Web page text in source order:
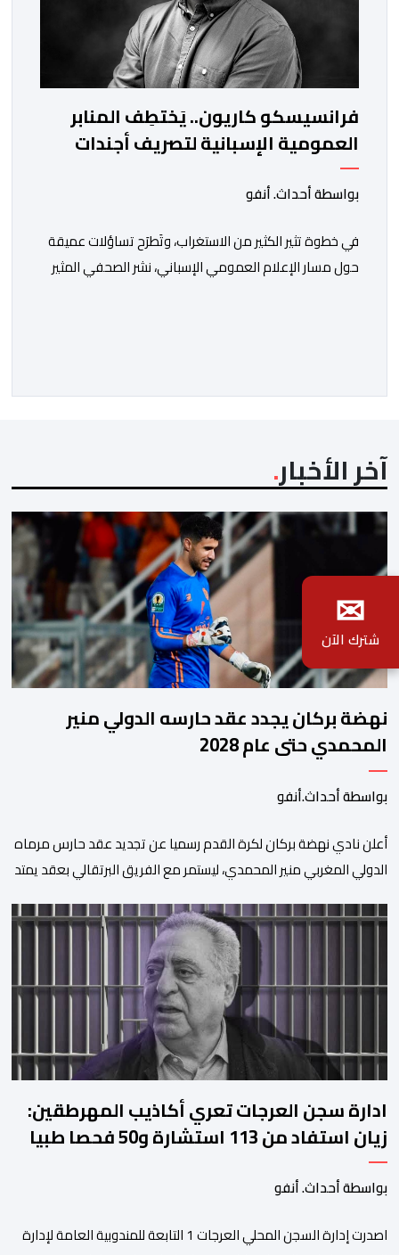
فرانسيسكو كاريون.. يَختطِف المنابر
العمومية الإسبانية لتصريف أجندات
معادية للمغرب
بواسطة أحداث. أنفو
في خطوة تثير الكثير من الاستغراب، وتَطرَح تساؤلات عميقة
حول مسار الإعلام العمومي الإسباني، نشر الصحفي المثير
الاجتماعية”، يُمثِّل خروجاً غير مألوف عن الخط التحريري
آخر الأخبار
نهضة بركان يجدد عقد حارسه الدولي منير
المحمدي حتى عام 2028
بواسطة أحداث.أنفو
​أعلن نادي نهضة بركان لكرة القدم رسميا عن تجديد عقد حارس مرماه
الدولي المغربي منير المحمدي، ليستمر مع الفريق البرتقالي بعقد يمتد
على منصات التواصل الاجتماعي، مصحوبا بعبارة “الرحلة مستمرة”، في
إشارة إلى رغبة الإدارة في الحفاظ على ركائز الفريق والتعزيز من
ادارة سجن العرجات تعري أكاذيب المهرطقين:
زيان استفاد من 113 استشارة و50 فحصا طبيا
بواسطة أحداث. أنفو
اصدرت إدارة السجن المحلي العرجات 1 التابعة للمندوبية العامة لإدارة
✉
شترك الآن